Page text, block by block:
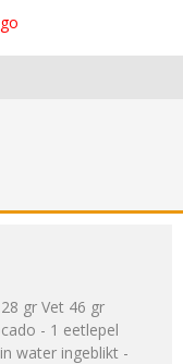
gr Vet 46 gr
- 1 eetlepel
water ingeblikt -